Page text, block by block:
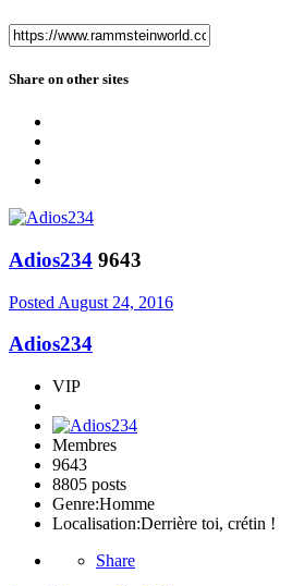
Share on other sites
Adios234 9643
Posted August 24, 2016
Adios234
VIP
Membres
9643
8805 posts
Genre:Homme
Localisation:Derrière toi, crétin !
Share